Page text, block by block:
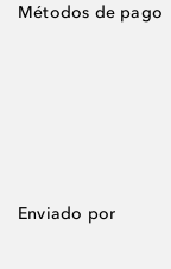
Métodos de pago
Enviado por